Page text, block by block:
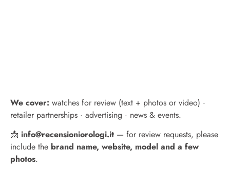
We cover: watches for review (text + photos or video) ·
retailer partnerships · advertising · news & events.
📩 info@recensioniorologi.it — for review requests, please
include the brand name, website, model and a few
photos.